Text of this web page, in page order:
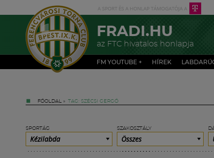
FRADI.HU
az FTC hivatalos honlapja
FM YOUTUBE + HÍREK
FŐOLDAL » TAG: SZÉCSI GERGŐ
SPORTÁG
Kézilabda
SZAKOSZTÁLY
Összes